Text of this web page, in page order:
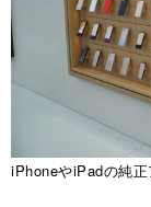
iPhoneやiPadの純